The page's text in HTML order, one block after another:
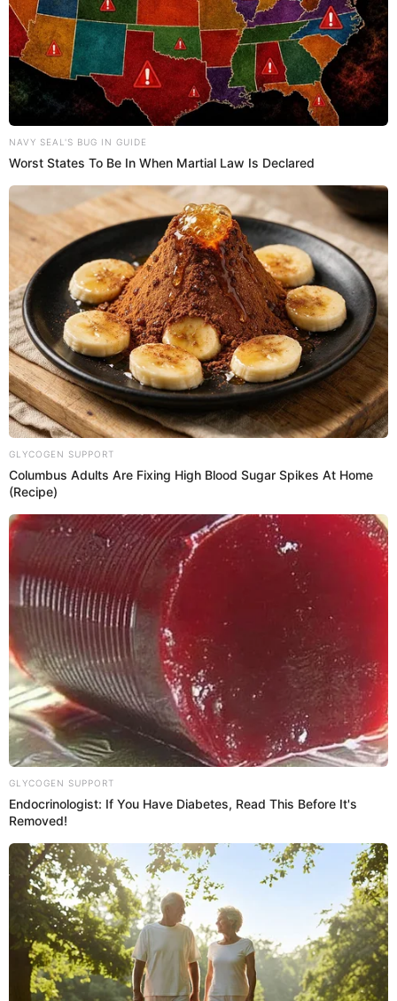
Perú?
El 30 de octubre de 2024, Interbank confirmó un
incidente de seguridad en el que algunos datos de sus
clientes fueron expuestos por un tercero sin
autorización. Según informes iniciales, la filtración de
datos sucedió tras fallidas negociaciones entre el
banco y un supuesto extorsionador digital.
INTERBANK HACKERS
Prefiero a El Popular en Google